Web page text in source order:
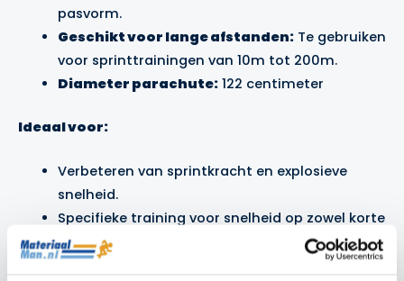
pasvorm.
Geschikt voor lange afstanden:Te gebruiken
voor sprinttrainingen van 10m tot 200m.
Diameter parachute:122 centimeter
Ideaal voor:
Verbeteren van sprintkracht en explosieve
snelheid.
Specifieke training voor snelheid op zowel korte
als lange afstanden.
Versterken van de spieren die verantwoordelijk